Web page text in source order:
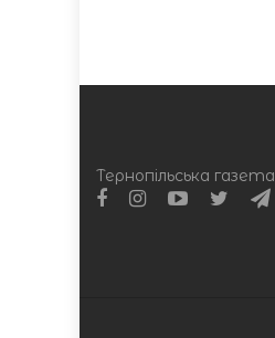
Тернопільська газета